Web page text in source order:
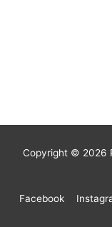
Copyright © 2026
Facebook